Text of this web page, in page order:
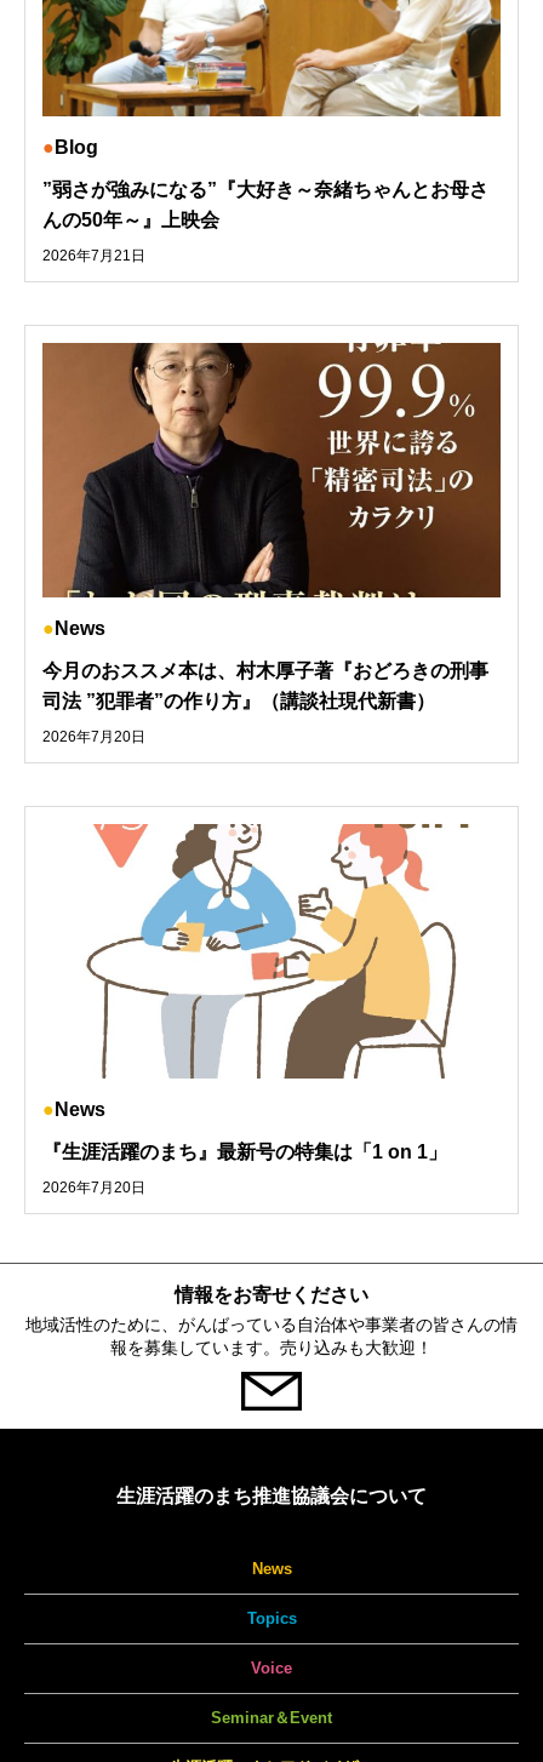
Blog
”弱さが強みになる”『大好き～奈緒ちゃんとお母さ
んの50年～』上映会
2026年7月21日
News
今月のおススメ本は、村木厚子著『おどろきの刑事
司法 ”犯罪者”の作り方』（講談社現代新書）
2026年7月20日
News
『生涯活躍のまち』最新号の特集は「1 on 1」
2026年7月20日
情報をお寄せください
地域活性のために、がんばっている自治体や事業者の皆さんの情
報を募集しています。売り込みも大歓迎！
生涯活躍のまち推進協議会について
News
Topics
Voice
Seminar＆Event